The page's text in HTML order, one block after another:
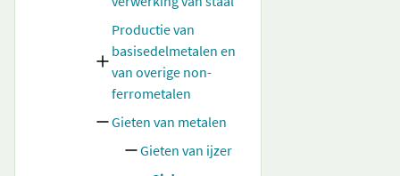
Productie van
basisedelmetalen en
van overige non-
ferrometalen
Gieten van metalen
Gieten van ijzer